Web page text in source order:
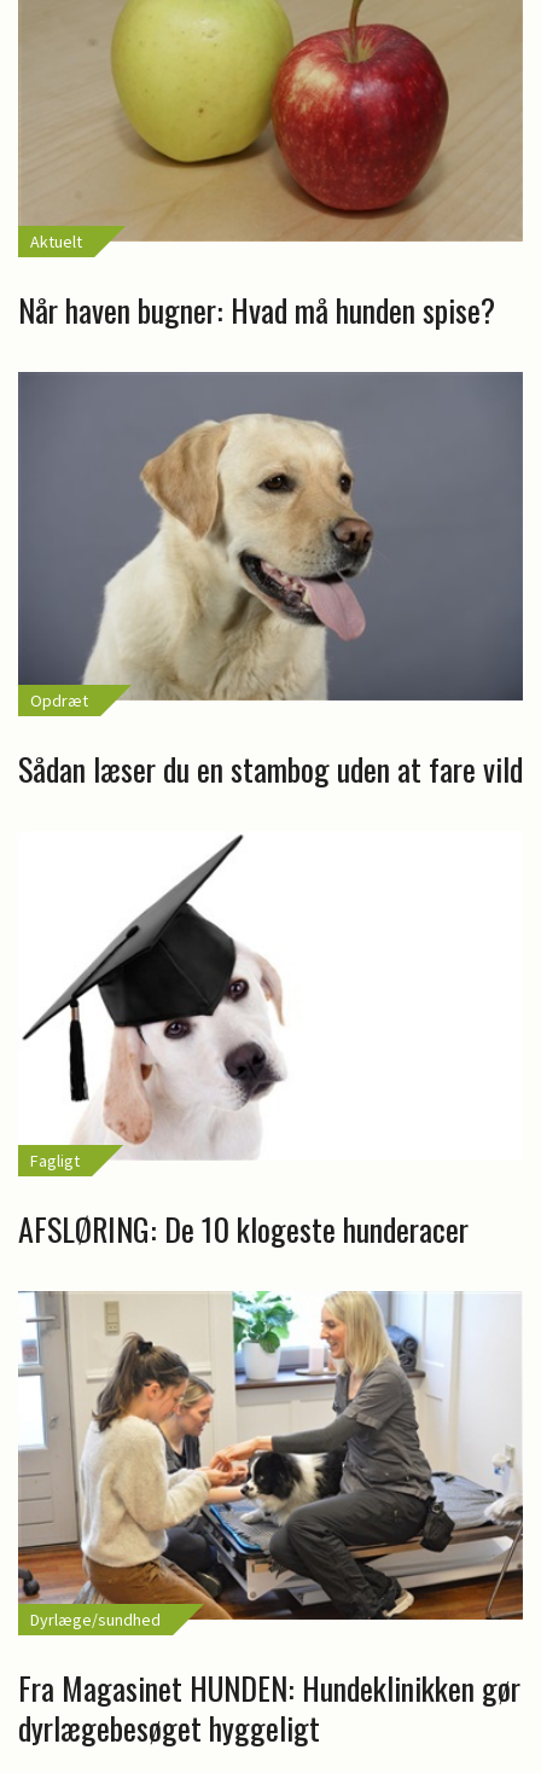
Aktuelt
Når haven bugner: Hvad må hunden spise?
Opdræt
Sådan læser du en stambog uden at fare vild
Fagligt
AFSLØRING: De 10 klogeste hunderacer
Dyrlæge/sundhed
Fra Magasinet HUNDEN: Hundeklinikken gør
dyrlægebesøget hyggeligt